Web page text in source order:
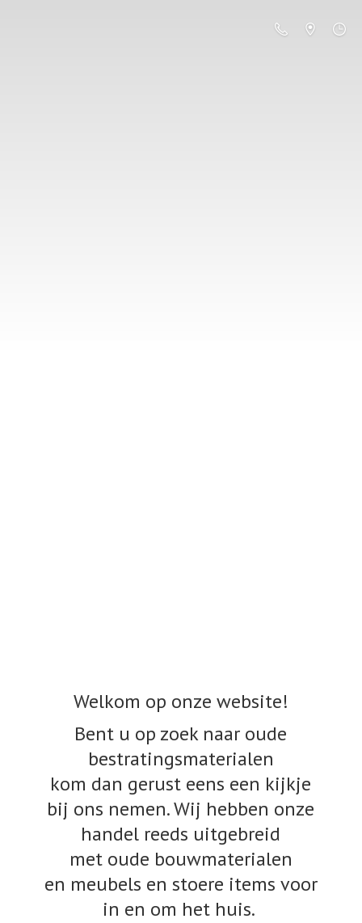
Welkom op onze website!
Bent u op zoek naar oude
bestratingsmaterialen
kom dan gerust eens een kijkje
bij ons nemen. Wij hebben onze
handel reeds uitgebreid
met oude bouwmaterialen
en meubels en stoere items voor
in en om het huis.